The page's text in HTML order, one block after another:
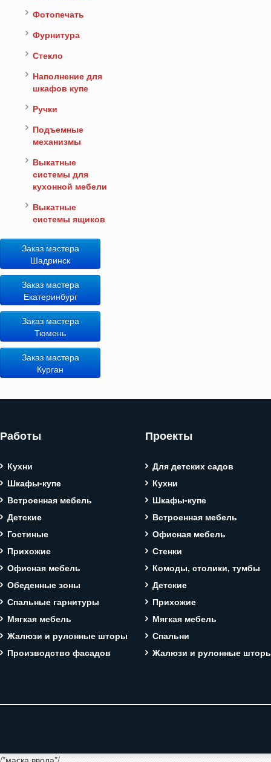
Фотопечать
Фурнитура
Стекло
Наполнение для
шкафов купе
Ручки
Подъемные
механизмы
Выкатные
системы для
кухонной мебели
Выкатные
системы ящиков
Заказ мастера
Шадринск
Заказ мастера
Екатеринбург
Заказ мастера
Тюмень
Заказ мастера
Курган
Работы
Кухни
Шкафы-купе
Встроенная мебель
Детские
Гостиные
Прихожие
Офисная мебель
Обеденные зоны
Спальные гарнитуры
Мягкая мебель
Жалюзи и рулонные шторы
Производство фасадов
Проекты
Для детских садов
Кухни
Шкафы-купе
Встроенная мебель
Офисная мебель
Стенки
Комоды, столики, тумбы
Детские
Прихожие
Мягкая мебель
Спальни
Жалюзи и рулонные
/*маска ввода*/